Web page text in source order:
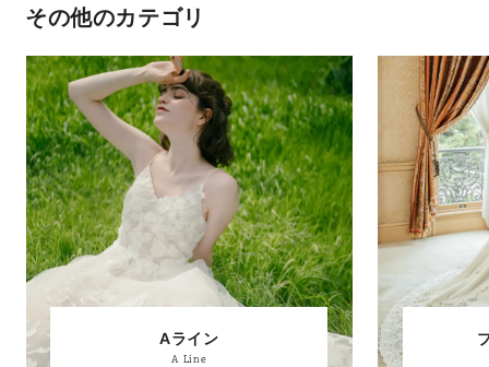
その他のカテゴリ
Aライン
A Line